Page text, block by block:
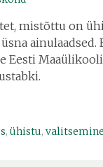
mistõttu on
Eesti
, ühistu, valitsemine